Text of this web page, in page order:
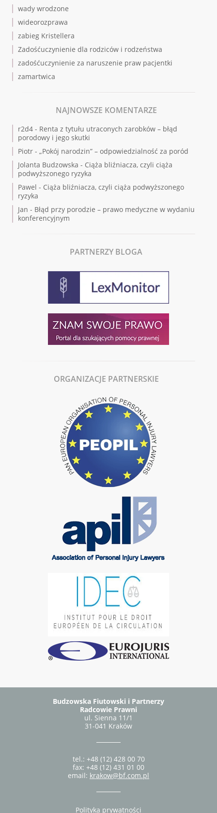
wady wrodzone
wideorozprawa
zabieg Kristellera
Zadośćuczynienie dla rodziców i rodzeństwa
zadośćuczynienie za naruszenie praw pacjentki
zamartwica
NAJNOWSZE KOMENTARZE
r2d4 - Renta z tytułu utraconych zarobków – błąd
porodowy i jego skutki
Piotr - „Pokój narodzin” – odpowiedzialność za poród
Jolanta Budzowska - Ciąża bliźniacza, czyli ciąża
podwyższonego ryzyka
Pawel - Ciąża bliźniacza, czyli ciąża podwyższonego
ryzyka
Jan - Błąd przy porodzie – prawo medyczne w wydaniu
konferencyjnym
PARTNERZY BLOGA
ORGANIZACJE PARTNERSKIE
Budzowska Fiutowski i Partnerzy
Radcowie Prawni
ul. Sienna 11/1
31-041 Kraków
tel.: +48 (12) 428 00 70
fax: +48 (12) 431 01 00
email: krakow@bf.com.pl
Polityka prywatności